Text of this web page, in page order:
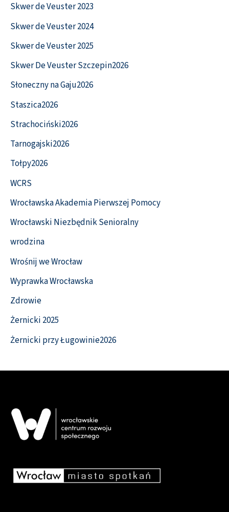
Skwer de Veuster 2023
Skwer de Veuster 2024
Skwer de Veuster 2025
Skwer De Veuster Szczepin2026
Słoneczny na Gaju2026
Staszica2026
Strachociński2026
Tarnogajski2026
Tołpy2026
WCRS
Wrocławska Akademia Pierwszej Pomocy
Wrocławski Niezbędnik Senioralny
wrodzina
Wrośnij we Wrocław
Wyprawka Wrocławska
Zdrowie
Żernicki 2025
Żernicki przy Ługowinie2026